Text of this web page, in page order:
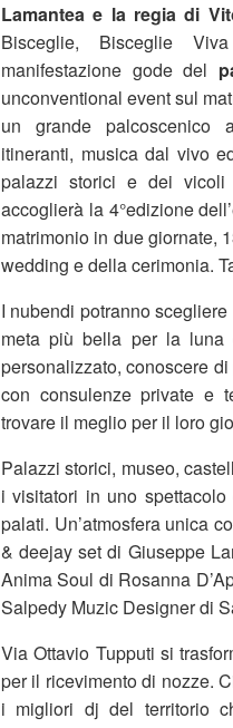
Lamantea e la regia di
Bisceglie, Bisceglie
manifestazione gode del
unconventional event sul
un grande palcoscenico
itineranti, musica dal vivo
palazzi storici e dei
accoglierà la 4°edizione
matrimonio in due giornate,
wedding e della cerimonia.
I nubendi potranno
meta più bella per la luna
personalizzato, conoscere
con consulenze private e
trovare il meglio per il loro
Palazzi storici, museo,
i visitatori in uno
palati. Un’atmosfera unica
& deejay set di Giuseppe
Anima Soul di Rosanna
Salpedy Muzic Designer di
Via Ottavio Tupputi si
per il ricevimento di nozze.
i migliori dj del territorio